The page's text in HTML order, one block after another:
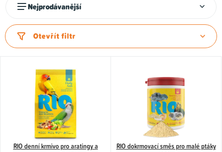
z
e
Nejprodávanější
Otevřít filtr
RIO denní krmivo pro aratingy a
RIO dokrmovací směs pro malé ptáky